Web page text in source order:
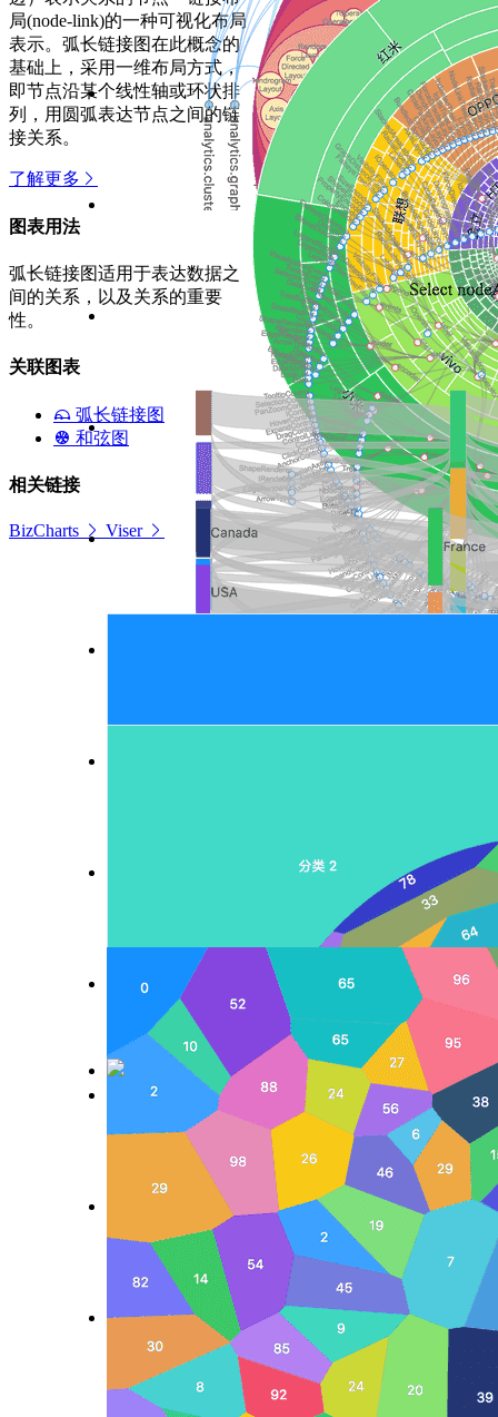
局(node-link)的一种可视化布局
表示。弧长链接图在此概念的
基础上，采用一维布局方式，
即节点沿某个线性轴或环状排
列，用圆弧表达节点之间的链
接关系。
了解更多
图表用法
弧长链接图适用于表达数据之
间的关系，以及关系的重要
性。
关联图表
弧长链接图
和弦图
相关链接
BizCharts Viser